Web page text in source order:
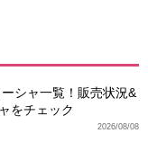
シャ一覧！販売状況&
をチェック
2026/08/08